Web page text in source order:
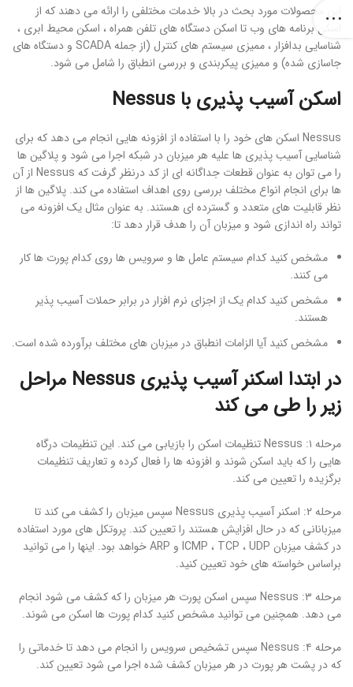
این محصولات مورد بحث در بالا خدمات مختلفی را ارائه می دهند که از
اسکن برنامه های وب تا اسکن دستگاه های تلفن همراه ، اسکن محیط ابری ،
شناسایی بدافزار ، ممیزی سیستم های کنترل (از جمله SCADA و دستگاه های
جاسازی شده) و ممیزی پیکربندی و بررسی انطباق را شامل می شود.
اسکن آسیب پذیری با Nessus
Nessus اسکن های خود را با استفاده از افزونه هایی انجام می دهد که برای
شناسایی آسیب پذیری ها علیه هر میزبان در شبکه اجرا می شود و پلاگین ها
را می توان به عنوان قطعات جداگانه ای از کد درنظر گرفت که Nessus از آن
ها برای انجام انواع مختلف بررسی روی اهداف استفاده می کند. پلاگین ها از
نظر قابلیت های متعدد و گسترده ای هستند. به عنوان مثال یک افزونه می
تواند راه اندازی شود و میزبان آن را هدف قرار دهد تا:
مشخص کنید کدام سیستم عامل ها و سرویس ها روی کدام پورت ها کار
می کنند.
مشخص کنید کدام یک از اجزای نرم افزار در برابر حملات آسیب پذیر
هستند.
مشخص کنید آیا الزامات انطباق در میزبان های مختلف برآورده شده است.
در ابتدا اسکنر آسیب پذیری Nessus مراحل
زیر را طی می کند
مرحله ۱: Nessus تنظیمات اسکن را بازیابی می کند. این تنظیمات درگاه
هایی را که باید اسکن شوند و افزونه ها را فعال کرده و تعاریف تنظیمات
برگزیده را تعیین می کند.
مرحله ۲: اسکنر آسیب پذیری Nessus سپس میزبان را کشف می کند تا
میزبانانی که در حال افزایش هستند را تعیین کند. پروتکل های مورد استفاده
در کشف میزبان ICMP ، TCP ، UDP و ARP خواهد بود. اینها را می توانید
براساس خواسته های خود تعیین کنید.
مرحله ۳: Nessus سپس اسکن پورت هر میزبان را که کشف می شود انجام
می دهد. همچنین می توانید مشخص کنید کدام پورت ها اسکن می شوند.
مرحله ۴: Nessus سپس تشخیص سرویس را انجام می دهد تا خدماتی را
که در پشت هر پورت در هر میزبان کشف شده اجرا می شود تعیین کند.